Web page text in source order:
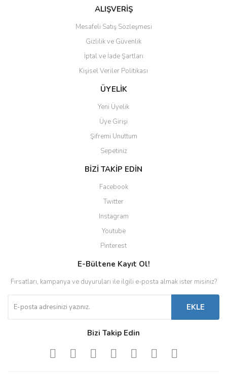
Bu ürüne benzer farklı alternatifler olmalı.
Gönder
ALIŞVERİŞ
Mesafeli Satış Sözleşmesi
Gizlilik ve Güvenlik
İptal ve İade Şartları
Kişisel Veriler Politikası
ÜYELİK
Yeni Üyelik
Üye Girişi
Şifremi Unuttum
Sepetiniz
BİZİ TAKİP EDİN
Facebook
Twitter
Instagram
Youtube
Pinterest
E-Bültene Kayıt Ol!
Fırsatları, kampanya ve duyuruları ile ilgili e-posta almak ister misiniz?
EKLE
Bizi Takip Edin